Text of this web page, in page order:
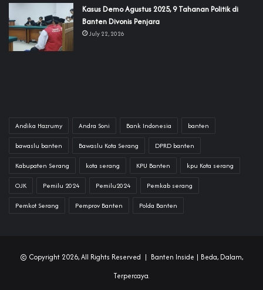
‎Kasus Demo Agustus 2025, 9 Tahanan Politik di
Banten Divonis Penjara
July 22, 2026
Andika Hazrumy Andra Soni Bank Indonesia banten
bawaslu banten Bawaslu Kota Serang DPRD banten
Kabupaten Serang kota serang KPU Banten kpu Kota serang
OJK Pemilu 2024 Pemilu2024 Pemkab serang
Pemkot Serang Pemprov Banten Polda Banten
© Copyright 2026, All Rights Reserved | Banten Inside | Beda, Dalam,
Terpercaya.